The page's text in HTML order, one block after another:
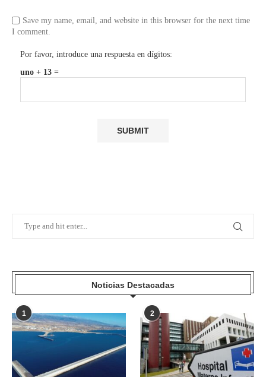
Save my name, email, and website in this browser for the next time
I comment.
Por favor, introduce una respuesta en dígitos:
uno + 13 =
Noticias Destacadas
1 2